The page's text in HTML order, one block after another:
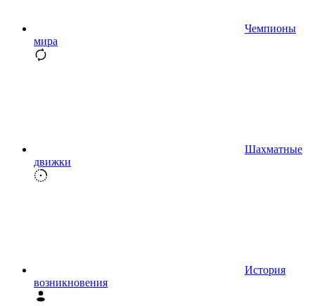
Чемпионы
мира
Шахматные
движки
История
возникновения